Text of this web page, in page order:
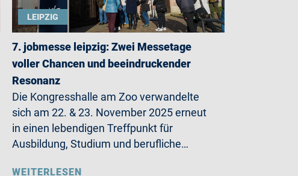
LEIPZIG
7. jobmesse leipzig: Zwei Messetage
voller Chancen und beeindruckender
Resonanz
Die Kongresshalle am Zoo verwandelte
sich am 22. & 23. November 2025 erneut
in einen lebendigen Treffpunkt für
Ausbildung, Studium und berufliche…
WEITERLESEN